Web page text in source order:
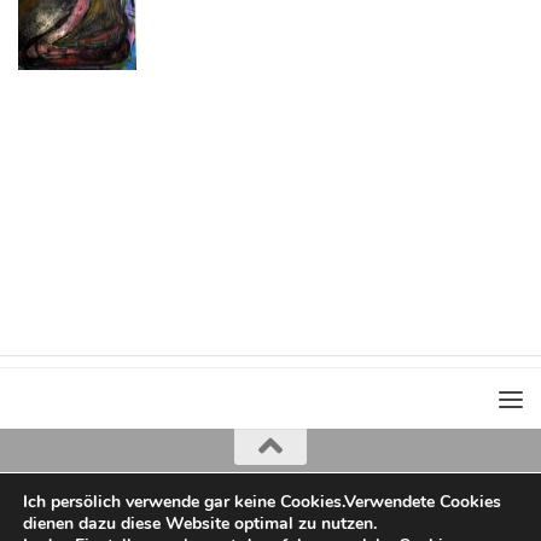
Iris Greiner
copyright 2022
Ich persölich verwende gar keine Cookies.Verwendete Cookies
dienen dazu diese Website optimal zu nutzen.